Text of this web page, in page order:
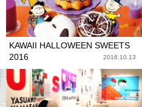
KAWAII HALLOWEEN SWEETS
2016
2016.10.13